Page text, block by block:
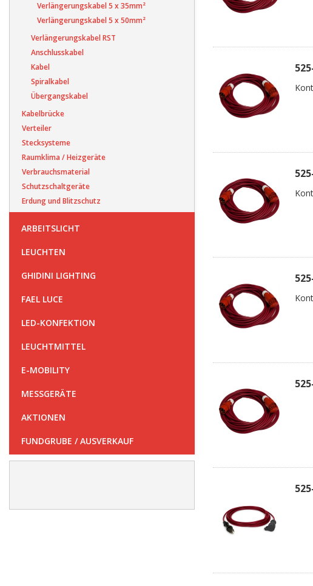
Verlängerungskabel 5 x 35mm²
Verlängerungskabel 5 x 50mm²
Verlängerungskabel RST
Anschlusskabel
Kabel
Spiralkabel
Übergangskabel
Kabelbrücke
Verteiler
Stecksysteme
Raumklima / Heizgeräte
Verbrauchsmaterial
Schutzschaltgeräte
Erdung und Blitzschutz
ARBEITSLICHT
LEUCHTEN
GHIDINI LIGHTING
FAEL LUCE
LED-KONFEKTION
LEUCHTMITTEL
E-MOBILITY
MESSGERÄTE
AKTIONEN
FUNDGRUBE / AUSVERKAUF